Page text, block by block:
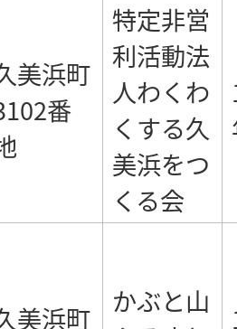
美浜町
番
特定非営
利活動法
人わくわ
くする久
美浜をつ
くる会
美浜町
かぶと山